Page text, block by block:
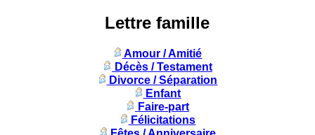
Lettre famille
Amour / Amitié
Décès / Testament
Divorce / Séparation
Enfant
Faire-part
Félicitations